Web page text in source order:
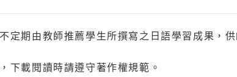
定期由教師推薦學生所撰寫之日語學習成果，供
下載閱讀時請遵守著作權規範。